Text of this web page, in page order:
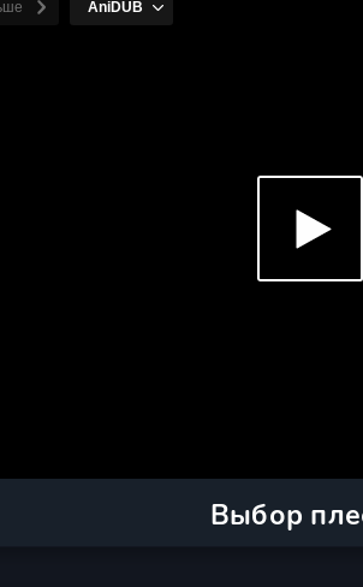
Выбор